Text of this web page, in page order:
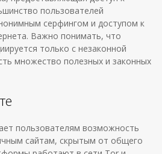
пользователей
серфингом и доступом к
Важно понимать, что
только с незаконной
множество полезных и законных
пользователям возможность
сайтам, скрытым от общего